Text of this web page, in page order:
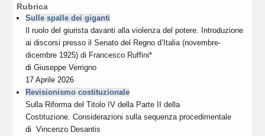
Rubrica
Sulle spalle dei giganti
Il ruolo del giurista davanti alla violenza del potere. Introduzione
ai discorsi presso il Senato del Regno d’Italia (novembre-
dicembre 1925) di Francesco Ruffini*
diGiuseppe Verrigno
17 Aprile 2026
Revisionismo costituzionale
Sulla Riforma del Titolo IV della Parte II della
Costituzione. Considerazioni sulla sequenza procedimentale
diVincenzo Desantis